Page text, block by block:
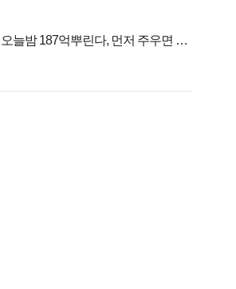
오늘밤 187억뿌린다, 먼저 주우면 최